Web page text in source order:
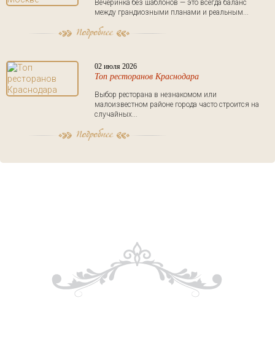
Вечеринка без шаблонов — это всегда баланс
между грандиозными планами и реальным...
02 июля 2026
Топ ресторанов Краснодара
Выбор ресторана в незнакомом или
малоизвестном районе города часто строится на
случайных...